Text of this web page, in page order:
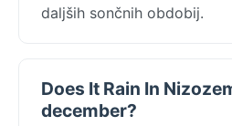
daljših sončnih obdobij.
Does It Rain In
december?